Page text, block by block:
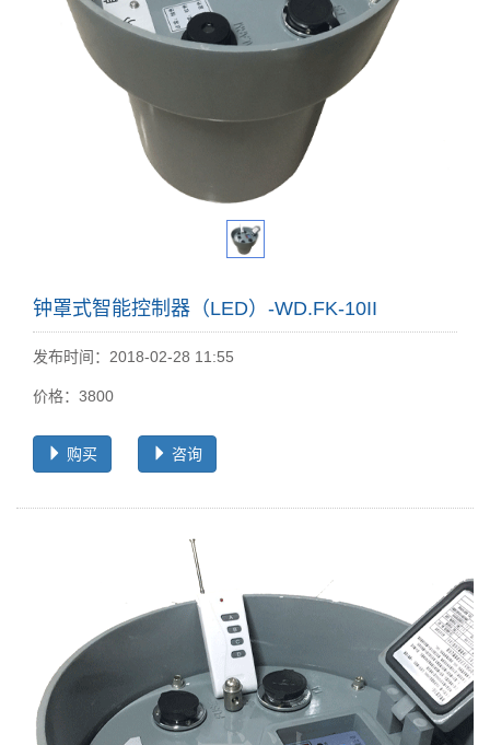
钟罩式智能控制器（LED）-WD.FK-10II
发布时间：2018-02-28 11:55
价格：3800
购买 咨询